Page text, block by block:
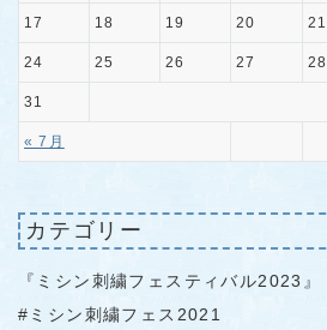
« 7月
17 18 19 20 21
24 25 26 27 28
31
カテゴリー
『ミシン刺繍フェスティバル2023』
#ミシン刺繍フェス2021